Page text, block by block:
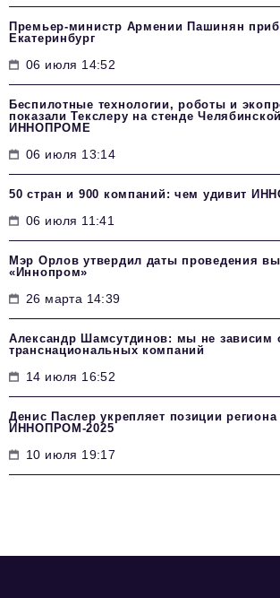
Премьер-министр Армении Пашинян
Екатеринбург
06 июля 14:52
Беспилотные технологии, роботы и
показали Текслеру на стенде
ИННОПРОМЕ
06 июля 13:14
50 стран и 900 компаний: чем удивит
06 июля 11:41
Мэр Орлов утвердил даты проведения
«Иннопром»
26 марта 14:39
Александр Шамсутдинов: мы не зависим
транснациональных компаний
14 июля 16:52
Денис Паслер укрепляет позиции
ИННОПРОМ-2025
10 июля 19:17